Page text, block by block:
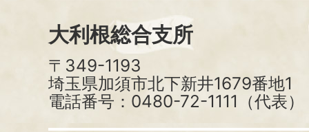
大利根総合支所
〒349-1193
埼玉県加須市北下新井1679番地1
電話番号：0480-72-1111（代表）